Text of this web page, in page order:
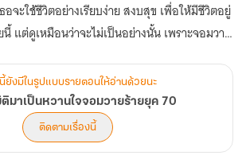
จะใช้ชีวิตอย่างเรียบง่าย สงบสุข เพื่อให้มีชีวิตอยู่
แต่ดูเหมือนว่าจะไม่เป็นอย่างนั้น เพราะจอมวาย
นี้ยังมีในรูปแบบรายตอนให้อ่านด้วยนะ
มาเป็นหวานใจจอมวายร้ายยุค 70
ติดตามเรื่องนี้